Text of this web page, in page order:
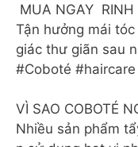
MUA NGAY RINH
Tận hưởng mái
giác thư giãn sau
#Coboté #haircare
VÌ SAO COBOTÉ
Nhiều sản phẩm